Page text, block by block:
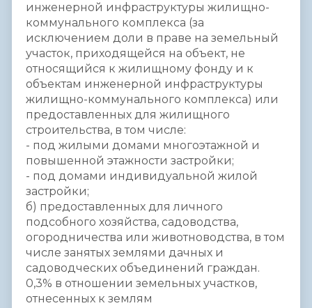
инженерной инфраструктуры жилищно-
коммунального комплекса (за
исключением доли в праве на земельный
участок, приходящейся на объект, не
относящийся к жилищному фонду и к
объектам инженерной инфраструктуры
жилищно-коммунального комплекса) или
предоставленных для жилищного
строительства, в том числе:
- под жилыми домами многоэтажной и
повышенной этажности застройки;
- под домами индивидуальной жилой
застройки;
б) предоставленных для личного
подсобного хозяйства, садоводства,
огородничества или животноводства, в том
числе занятых землями дачных и
садоводческих объединений граждан.
0,3% в отношении земельных участков,
отнесенных к землям